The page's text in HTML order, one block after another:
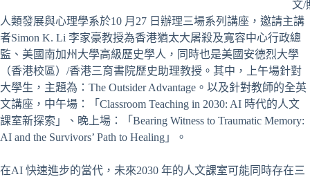
文/
人類發展與心理學系於10 月27 日辦理三場系列講座，邀請主講
者Simon K. Li 李家豪教授為香港猶太大屠殺及寬容中心行政總
監、美國南加州大學高級歷史學人，同時也是美國安德烈大學
（香港校區）/香港三育書院歷史助理教授。其中，上午場針對
大學生，主題為：The Outsider Advantage。以及針對教師的全英
文講座，中午場：「Classroom Teaching in 2030: AI 時代的人文
課室新探索」、晚上場：「Bearing Witness to Traumatic Memory:
AI and the Survivors’ Path to Healing」。
在AI 快速進步的當代，未來2030 年的人文課室可能同時存在三